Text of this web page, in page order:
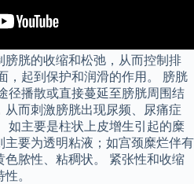
膀胱的收缩和松弛，从而控制排
，起到保护和润滑的作用。 膀胱
径播散或直接蔓延至膀胱周围结
而刺激膀胱出现尿频、尿痛症
如主要是柱状上皮增生引起的糜
要为透明粘液；如宫颈糜烂伴有
脓性、粘稠状。 紧张性和收缩
。